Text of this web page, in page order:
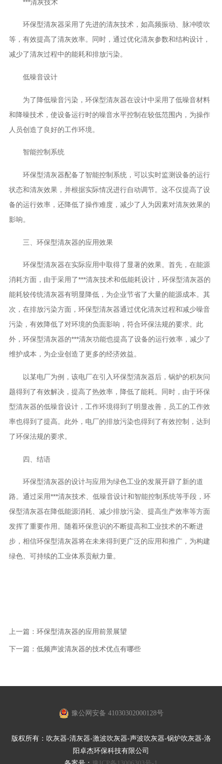
***清灰技术
环保型清灰器采用了先进的清灰技术，如高频振动、脉冲喷吹
等，有效提高了清灰效率。同时，通过优化清灰参数和结构设计，
减少了清灰过程中的能耗和排放污染。
低噪音设计
为了降低噪音污染，环保型清灰器在设计中采用了低噪音材料
和降噪技术，使设备运行时的噪音水平控制在较低范围内，为操作
人员创造了良好的工作环境。
智能控制系统
环保型清灰器配备了智能控制系统，可以实时监测设备的运行
状态和清灰效果，并根据实际情况进行自动调节。这不仅提高了设
备的运行效率，还降低了操作难度，减少了人为因素对清灰效果的
影响。
三、环保型清灰器的应用效果
环保型清灰器在实际应用中取得了显著的效果。首先，在能源
消耗方面，由于采用了***清灰技术和低能耗设计，环保型清灰器的
能耗较传统清灰器有明显降低，为企业节省了大量的能源成本。其
次，在排放污染方面，环保型清灰器通过优化清灰过程和减少噪音
污染，有效降低了对环境的负面影响，符合环保法规的要求。此
外，环保型清灰器的***清灰功能也提高了设备的运行效率，减少了
维护成本，为企业创造了更多的经济效益。
以某电厂为例，该电厂在引入环保型清灰器后，锅炉的积灰问
题得到了有效解决，提高了热效率，降低了能耗。同时，由于环保
型清灰器的低噪音设计，工作环境得到了明显改善，员工的工作效
率也得到了提高。此外，电厂的排放污染也得到了有效控制，达到
了环保法规的要求。
四、结语
环保型清灰器的设计与应用为绿色工业的发展开辟了新的道
路。通过采用***清灰技术、低噪音设计和智能控制系统等手段，环
保型清灰器在降低能源消耗、减少排放污染、提高生产效率等方面
发挥了重要作用。随着环保意识的不断提高和工业技术的不断进
步，相信环保型清灰器将在未来得到更广泛的应用和推广，为构建
绿色、可持续的工业体系贡献力量。
上一篇： 环保型清灰器的应用前景展望
下一篇： 低频声波清灰器的技术优点有哪些
豫公网安备 41030302000128号
版权所有：吹灰器-清灰器-激波吹灰器-声波吹灰器-锅炉吹灰器-洛
阳卓杰环保科技有限公司